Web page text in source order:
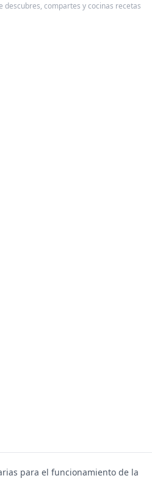
descubres, compartes y cocinas recetas
para el funcionamiento de la